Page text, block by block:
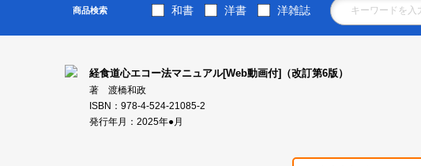
商品検索 和書 洋書 洋雑誌
経食道心エコー法マニュアル[Web動画付]（改訂第6版）
著 渡橋和政
ISBN：978-4-524-21085-2
発行年月：2025年●月